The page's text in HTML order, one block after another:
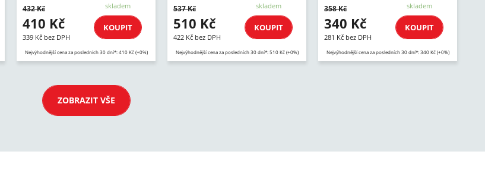
432 Kč
410 Kč
339 Kč bez DPH
skladem
KOUPIT
Nejvýhodnější cena za posledních 30 dní*: 410 Kč (+0%)
537 Kč
510 Kč
422 Kč bez DPH
skladem
KOUPIT
Nejvýhodnější cena za posledních 30 dní*: 510 Kč (+0%)
358 Kč
340 Kč
281 Kč bez DPH
skladem
KOUPIT
Nejvýhodnější cena za posledních 30 dní*: 340 Kč (+0%)
ZOBRAZIT VŠE